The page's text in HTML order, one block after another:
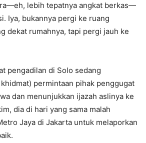
lebih tepatnya angkat berkas—
Iya, bukannya pergi ke ruang
dekat rumahnya, tapi pergi jauh ke
pengadilan di Solo sedang
permintaan pihak penggugat
dan menunjukkan ijazah aslinya ke
dia di hari yang sama malah
Jaya di Jakarta untuk melaporkan